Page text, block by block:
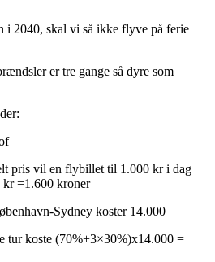
2040, skal vi så ikke flyve på ferie
er tre gange så dyre som
pris vil en flybillet til 1.000 kr i dag
=1.600 kroner
Sydney koster 14.000
tur koste (70%+3×30%)x14.000 =